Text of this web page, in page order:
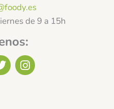
de 9 a 15h
T
w
I
n